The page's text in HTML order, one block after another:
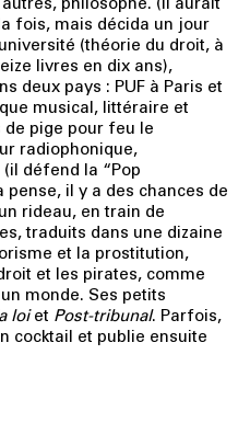
fois, mais décida un jour
(théorie du droit, à
livres en dix ans),
deux pays : PUF à Paris et
musical, littéraire et
pige pour feu le
radiophonique,
défend la “Pop
pense, il y a des chances de
rideau, en train de
traduits dans une dizaine
et la prostitution,
et les pirates, comme
monde. Ses petits
loiet Post-tribunal. Parfois,
cocktail et publie ensuite